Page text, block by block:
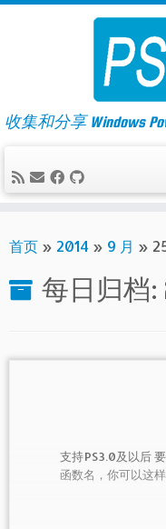
Skip
收集和分享 Windows
首页 » 2014 » 9 月 »
每日归档:
支持PS3.0及以后
函数名，你可以这